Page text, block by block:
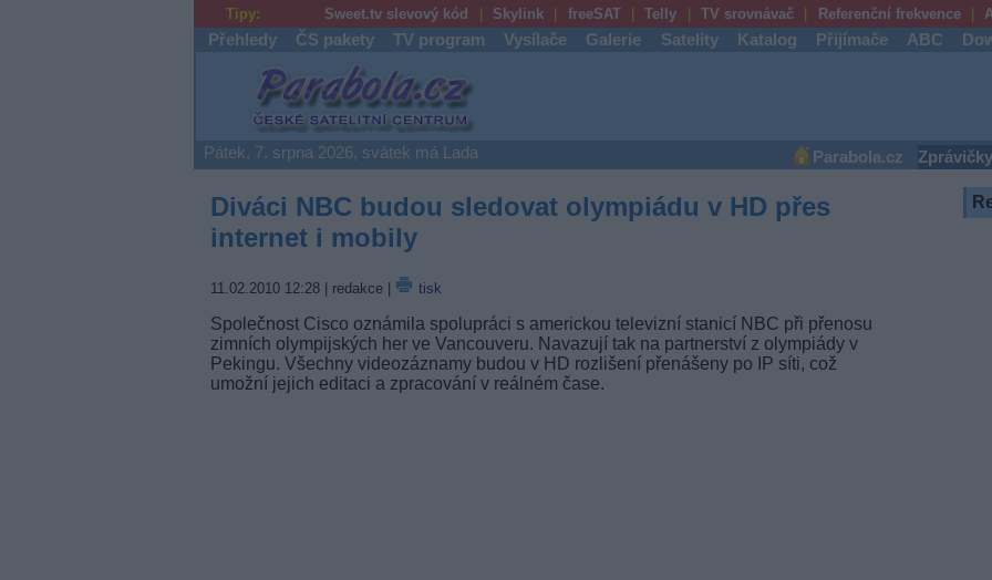
Tipy: Sweet.tv slevový kód Skylink freeSAT Telly TV srovnávač Referenční frekvence
Přehledy ČS pakety TV program Vysílače Galerie Satelity Katalog Přijímače ABC
Parabola.cz
Pátek, 7. srpna 2026, svátek má Lada Parabola.cz Zprávičky
Diváci NBC budou sledovat olympiádu v HD přes
internet i mobily
11.02.2010 12:28| redakce | tisk
Společnost Cisco oznámila spolupráci s americkou televizní stanicí NBC při přenosu
zimních olympijských her ve Vancouveru. Navazují tak na partnerství z olympiády v
Pekingu. Všechny videozáznamy budou v HD rozlišení přenášeny po IP síti, což
umožní jejich editaci a zpracování v reálném čase.